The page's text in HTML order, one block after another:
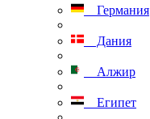
Германия
Дания
Алжир
Египет